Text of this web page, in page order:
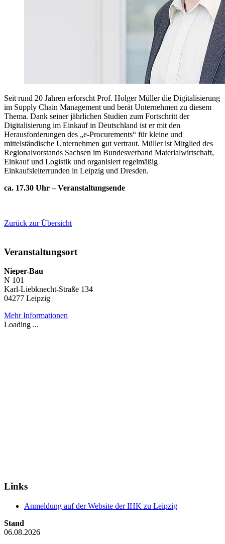
Seit rund 20 Jahren erforscht Prof. Holger Müller die Digitalisierung
im Supply Chain Management und berät Unternehmen zu diesem
Thema. Dank seiner jährlichen Studien zum Fortschritt der
Digitalisierung im Einkauf in Deutschland ist er mit den
Herausforderungen des „e-Procurements“ für kleine und
mittelständische Unternehmen gut vertraut. Müller ist Mitglied des
Regionalvorstands Sachsen im Bundesverband Materialwirtschaft,
Einkauf und Logistik und organisiert regelmäßig
Einkaufsleiterrunden in Leipzig und Dresden.
ca. 17.30 Uhr – Veranstaltungsende
Zurück zur Übersicht
Veranstaltungsort
Nieper-Bau
N 101
Karl-Liebknecht-Straße 134
04277 Leipzig
Mehr Informationen
Loading ...
Links
Anmeldung auf der Website der IHK zu Leipzig
Stand
06.08.2026